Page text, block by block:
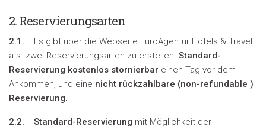
2. Reservierungsarten
2.1. Es gibt über die Webseite EuroAgentur Hotels & Travel
a.s. zwei Reservierungsarten zu erstellen. Standard-
Reservierung kostenlos stornierbar einen Tag vor dem
Ankommen, und eine nicht rückzahlbare (non-refundable )
Reservierung.
2.2. Standard-Reservierung mit Möglichkeit der